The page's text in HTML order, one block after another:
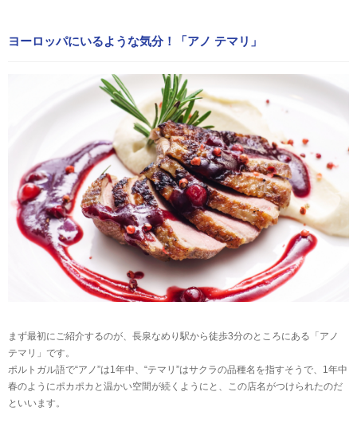
ヨーロッパにいるような気分！「アノ テマリ」
まず最初にご紹介するのが、長泉なめり駅から徒歩3分のところにある「アノ
テマリ」です。
ポルトガル語で“アノ”は1年中、“テマリ”はサクラの品種名を指すそうで、1年中
春のようにポカポカと温かい空間が続くようにと、この店名がつけられたのだ
といいます。